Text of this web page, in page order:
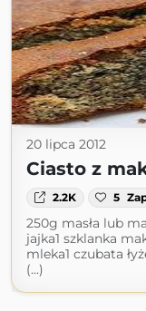
20 lipca 2012
Ciasto z
2.2K 5
250g masła lub
jajka1 szklanka
mleka1 czubata
(...)